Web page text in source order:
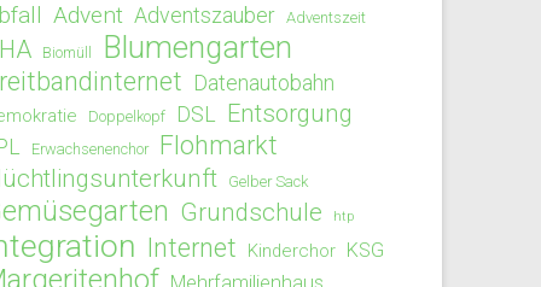
Advent Adventszauber Adventszeit
Biomüll Blumengarten
Datenautobahn
Doppelkopf DSL Entsorgung
Erwachsenenchor Flohmarkt
Gelber Sack
Grundschule htp
Internet Kinderchor KSG